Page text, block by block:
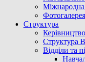
Міжнародна
Фотогалерея
Структура
Керівництво
Структура
Відділи та